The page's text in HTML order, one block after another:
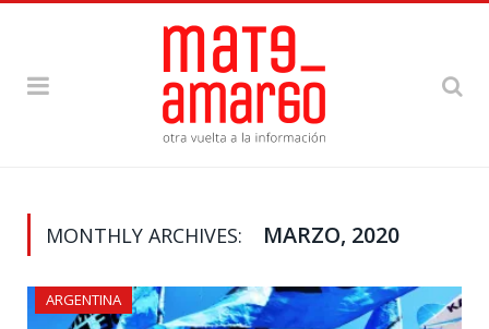
MONTHLY ARCHIVES: MARZO, 2020
ARGENTINA